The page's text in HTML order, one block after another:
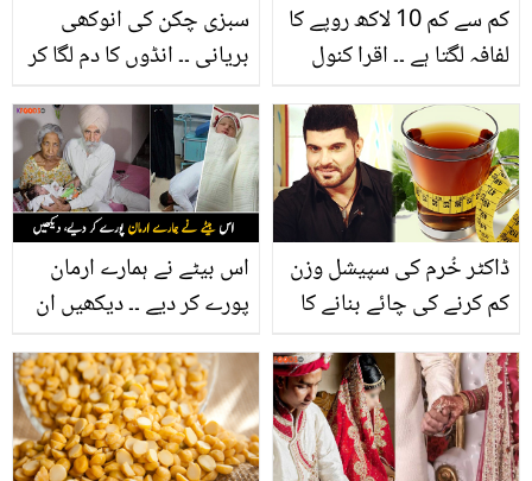
سبزی چکن کی انوکھی
بریانی ۔۔ انڈوں کا دم لگا کر
کھائے انگلیاں چاٹتا رہ جائے
کم سے کم 10 لاکھ روپے کا
لفافہ لگتا ہے ۔۔ اقرا کنول
میں کتنے کا لفافہ ملا؟ جان
کر ہر کوئی حیران
اس بیٹے نے ہمارے ارمان
پورے کر دیے ۔۔ دیکھیں ان
داستان جنہیں 72 سال بعد
اولاد عطا ہوئی
ڈاکٹر خُرم کی سپیشل وزن
کم کرنے کی چائے بنانے کا
دن میں موٹاپے کو کرے دور
اور آپ کو بنائے سمارٹ